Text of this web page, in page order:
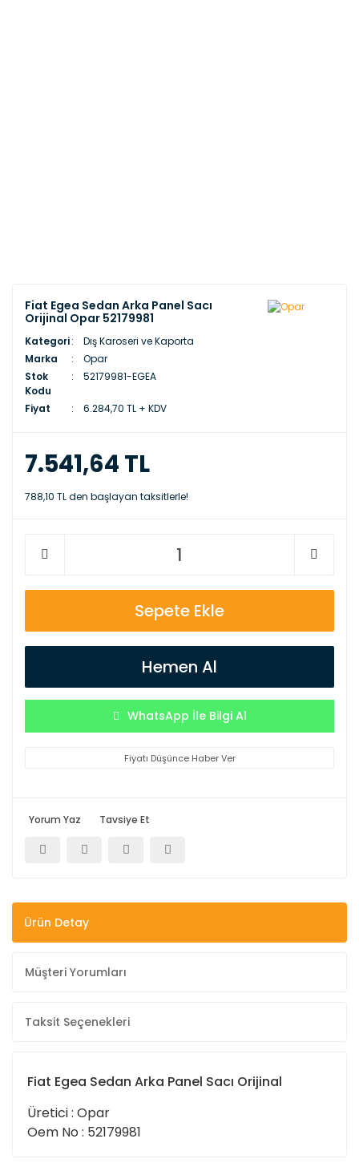
Fiat Egea Sedan Arka Panel Sacı
Orijinal Opar 52179981
Kategori
Dış Karoseri ve Kaporta
Marka
Opar
Stok
Kodu
52179981-EGEA
Fiyat 6.284,70 TL + KDV
7.541,64 TL
788,10 TL den başlayan taksitlerle!
Sepete Ekle
Hemen Al
WhatsApp İle Bilgi Al
Fiyatı Düşünce Haber Ver
Yorum Yaz Tavsiye Et
Ürün Detay
Müşteri Yorumları
Taksit Seçenekleri
Fiat Egea Sedan Arka Panel Sacı Orijinal
Üretici : Opar
Oem No : 52179981